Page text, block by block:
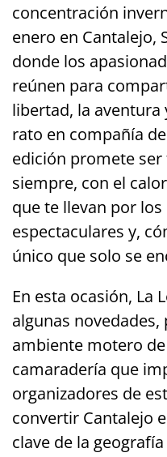
concentración
enero en Cantalejo,
donde los
reúnen para
libertad, la
rato en compañía
edición promete
siempre, con el
que te llevan por
espectaculares y,
único que solo se
En esta ocasión, La
algunas
ambiente motero
camaradería que
organizadores de
convertir Cantalejo
clave de la